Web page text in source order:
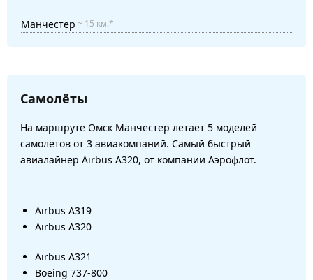
Манчестер ~ 15 км.*
Самолёты
На маршруте Омск Манчестер летает 5 моделей
самолётов от 3 авиакомпаний. Самый быстрый
авиалайнер Airbus A320, от компании Аэрофлот.
Airbus A319
Airbus A320
Airbus A321
Boeing 737-800